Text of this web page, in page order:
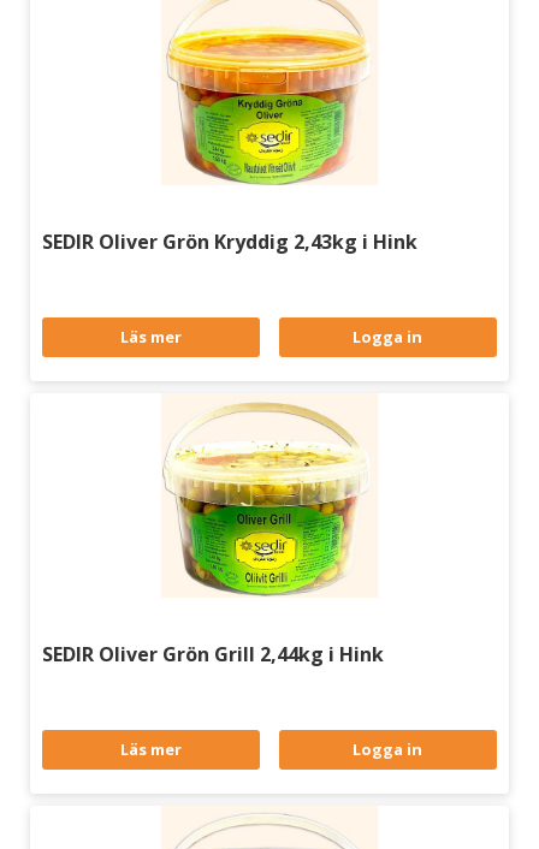
SEDIR Oliver Grön Kryddig 2,43kg i Hink
Läs mer Logga in
SEDIR Oliver Grön Grill 2,44kg i Hink
Läs mer Logga in